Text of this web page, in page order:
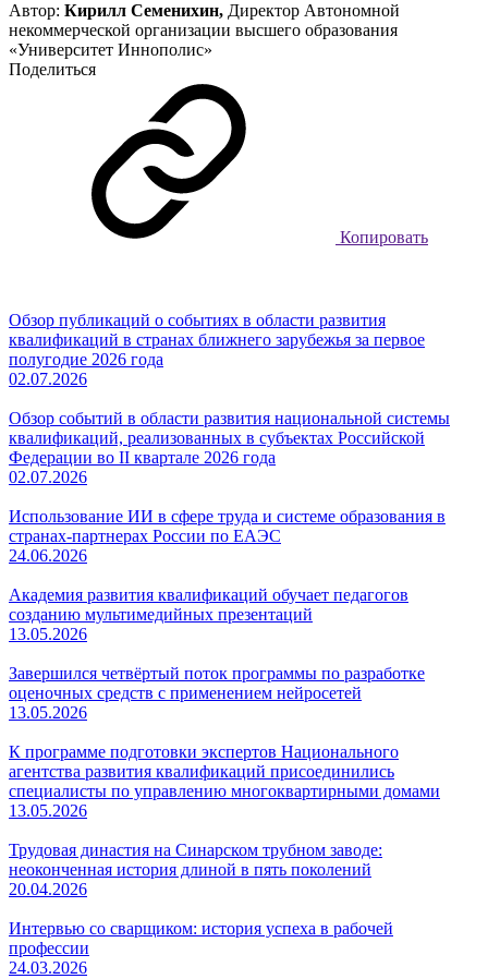
Автор: Кирилл Семенихин, Директор Автономной
некоммерческой организации высшего образования
«Университет Иннополис»
Поделиться
Копировать
Обзор публикаций о событиях в области развития
квалификаций в странах ближнего зарубежья за первое
полугодие 2026 года
02.07.2026
Обзор событий в области развития национальной системы
квалификаций, реализованных в субъектах Российской
Федерации во II квартале 2026 года
02.07.2026
Использование ИИ в сфере труда и системе образования в
странах-партнерах России по ЕАЭС
24.06.2026
Академия развития квалификаций обучает педагогов
созданию мультимедийных презентаций
13.05.2026
Завершился четвёртый поток программы по разработке
оценочных средств с применением нейросетей
13.05.2026
К программе подготовки экспертов Национального
агентства развития квалификаций присоединились
специалисты по управлению многоквартирными домами
13.05.2026
Трудовая династия на Синарском трубном заводе:
неоконченная история длиной в пять поколений
20.04.2026
Интервью со сварщиком: история успеха в рабочей
профессии
24.03.2026